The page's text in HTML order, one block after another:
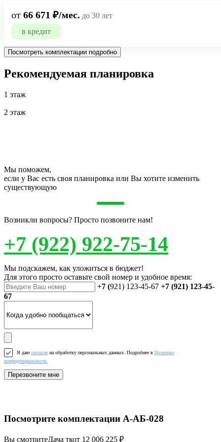
от 66 671 ₽/мес. до 30 лет
в кредит
Посмотреть комплектации подробно
Рекомендуемая планировка
1 этаж
2 этаж
Мы поможем,
если у Вас есть своя планировка или Вы хотите изменить
существующую
Возникли вопросы? Просто позвоните нам!
+7 (922) 922-75-14
Мы подскажем, как уложиться в бюджет!
Для этого просто оставьте свой номер и удобное время:
+7 (921) 123-45-67 +7 (921) 123-45-
67
Я даю согласие на обработку персональных данных. Подробнее в Политике
конфиденциальности.
Перезвоните мне
Посмотрите комплектации А-АБ-028
Вы смотритеДача ткот 12 006 225 ₽